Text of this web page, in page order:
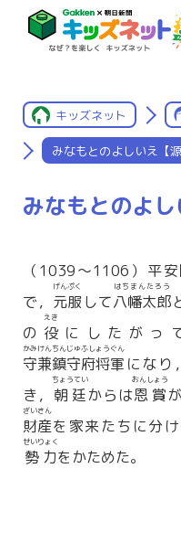
キッズネット
みなもとのよしいえ【源
みなもとのよし
（1039〜1106）平
で， 元服
げんぷく
して八幡太郎
はちまんたろう
の 役
えき
にしたがっ
守兼鎮守府将軍
かみけんちんじゅふしょうぐん
になり
き， 朝廷
ちょうてい
からは恩賞
おんしょう
財産
ざいさん
を家来たちに分
勢力
せいりょく
をかためた。